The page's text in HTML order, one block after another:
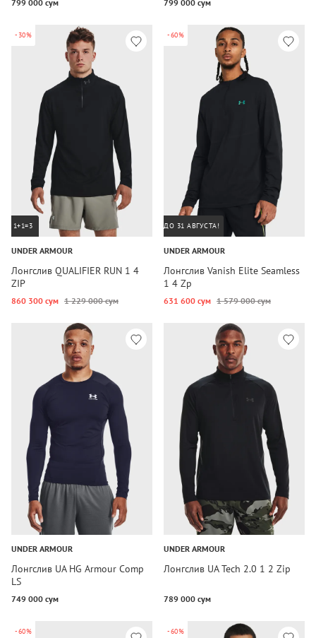
799 000 сум 799 000 сум
-30%
1+1=3
UNDER ARMOUR
Лонгслив QUALIFIER RUN 1 4
ZIP
860 300 сум 1 229 000 сум
-60%
ДО 31 АВГУСТА!
UNDER ARMOUR
Лонгслив Vanish Elite Seamless
1 4 Zp
631 600 сум 1 579 000 сум
UNDER ARMOUR
Лонгслив UA HG Armour Comp
LS
749 000 сум
UNDER ARMOUR
Лонгслив UA Tech 2.0 1 2 Zip
789 000 сум
-60% -60%